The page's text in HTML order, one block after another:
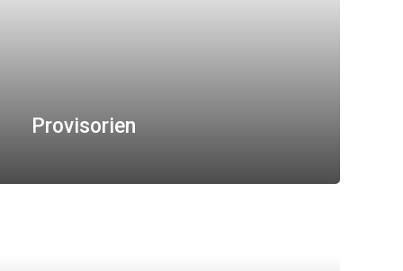
Provisorien